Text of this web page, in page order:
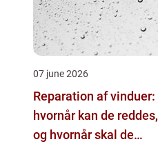
07 june 2026
Reparation af vinduer:
hvornår kan de reddes,
og hvornår skal de